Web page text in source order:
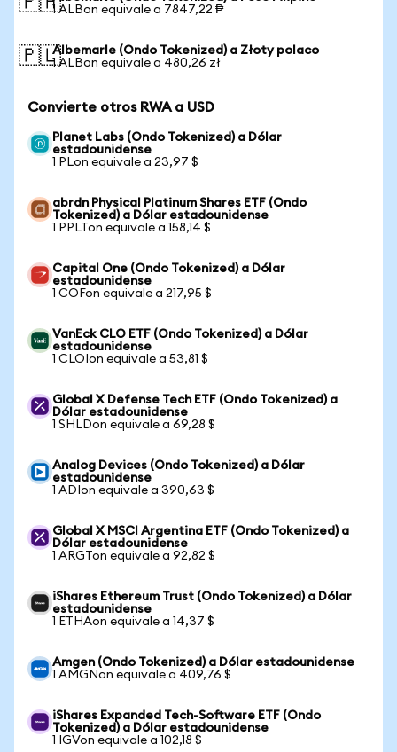
1 ALBon equivale a 7847,22 ₱
🇵🇱Albemarle (Ondo Tokenized) a Złoty polaco
1 ALBon equivale a 480,26 zł
Convierte otros RWA a USD
Planet Labs (Ondo Tokenized) a Dólar
estadounidense
1 PLon equivale a 23,97 $
abrdn Physical Platinum Shares ETF (Ondo
Tokenized) a Dólar estadounidense
1 PPLTon equivale a 158,14 $
Capital One (Ondo Tokenized) a Dólar
estadounidense
1 COFon equivale a 217,95 $
VanEck CLO ETF (Ondo Tokenized) a Dólar
estadounidense
1 CLOIon equivale a 53,81 $
Global X Defense Tech ETF (Ondo Tokenized) a
Dólar estadounidense
1 SHLDon equivale a 69,28 $
Analog Devices (Ondo Tokenized) a Dólar
estadounidense
1 ADIon equivale a 390,63 $
Global X MSCI Argentina ETF (Ondo Tokenized) a
Dólar estadounidense
1 ARGTon equivale a 92,82 $
iShares Ethereum Trust (Ondo Tokenized) a Dólar
estadounidense
1 ETHAon equivale a 14,37 $
Amgen (Ondo Tokenized) a Dólar estadounidense
1 AMGNon equivale a 409,76 $
iShares Expanded Tech-Software ETF (Ondo
Tokenized) a Dólar estadounidense
1 IGVon equivale a 102,18 $